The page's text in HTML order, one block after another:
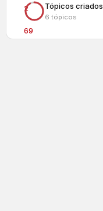
2
69
Tópicos criados
6 tópicos